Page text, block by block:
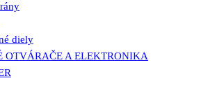
diely
OTVÁRAČE A ELEKTRONIKA